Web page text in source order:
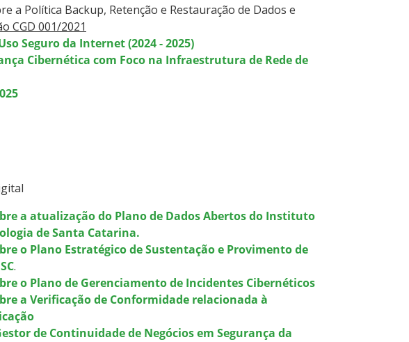
a Política Backup, Retenção e Restauração de Dados e
CGD 001/2021
Seguro da Internet (2024 - 2025)
Cibernética com Foco na Infraestrutura de Rede de
a atualização do Plano de Dados Abertos do Instituto
de Santa Catarina.
o Plano Estratégico de Sustentação e Provimento de
.
o Plano de Gerenciamento de Incidentes Cibernéticos
a Verificação de Conformidade relacionada à
de Continuidade de Negócios em Segurança da